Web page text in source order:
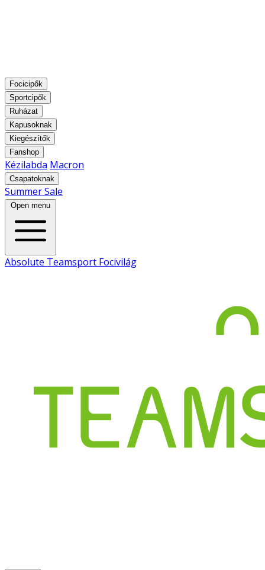
Focicipők
Sportcipők
Ruházat
Kapusoknak
Kiegészítők
Fanshop
Kézilabda Macron
Csapatoknak
Summer Sale
Open menu
Absolute Teamsport Focivilág